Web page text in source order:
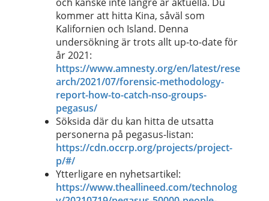
kommer att hitta Kina, såväl som
Kalifornien och Island. Denna
undersökning är trots allt up-to-date för
år 2021:
https://www.amnesty.org/en/latest/rese
arch/2021/07/forensic-methodology-
report-how-to-catch-nso-groups-
pegasus/
Söksida där du kan hitta de utsatta
personerna på pegasus-listan:
https://cdn.occrp.org/projects/project-
p/#/
Ytterligare en nyhetsartikel:
https://www.theallineed.com/technolog